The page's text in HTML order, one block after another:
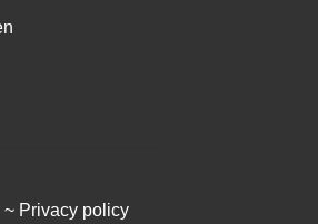
~ Privacy policy